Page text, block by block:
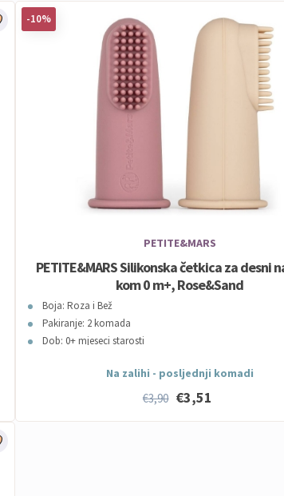
-10%
PETITE&MARS
PETITE&MARS Silikonska četkica za desni
kom 0 m+, Rose&Sand
Boja: Roza i Bež
Pakiranje: 2 komada
Dob: 0+ mjeseci starosti
Na zalihi - posljednji komadi
€3,90 €3,51